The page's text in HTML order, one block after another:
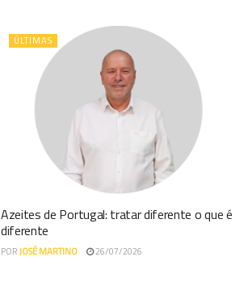
ÚLTIMAS
Azeites de Portugal: tratar diferente o que é
diferente
PORJOSÉ MARTINO 26/07/2026